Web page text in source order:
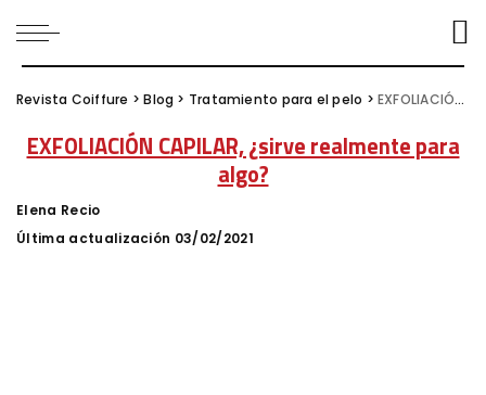
Revista Coiffure >Blog > Tratamiento para el pelo > EXFOLIACIÓN CAPILAR, ¿sirve realmente para algo?
EXFOLIACIÓN CAPILAR, ¿sirve realmente para
algo?
Posted
by
Elena Recio
Última actualización 03/02/2021